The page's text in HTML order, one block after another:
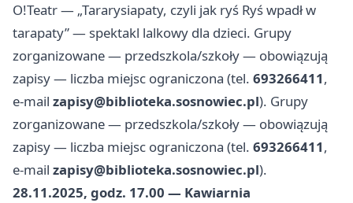
O!Teatr — „Tararysiapaty, czyli jak ryś Ryś wpadł w
tarapaty” — spektakl lalkowy dla dzieci. Grupy
zorganizowane — przedszkola/szkoły — obowiązują
zapisy — liczba miejsc ograniczona (tel. 693266411,
e-mail zapisy@biblioteka.sosnowiec.pl). Grupy
zorganizowane — przedszkola/szkoły — obowiązują
zapisy — liczba miejsc ograniczona (tel. 693266411,
e-mail zapisy@biblioteka.sosnowiec.pl).
28.11.2025, godz. 17.00 — Kawiarnia